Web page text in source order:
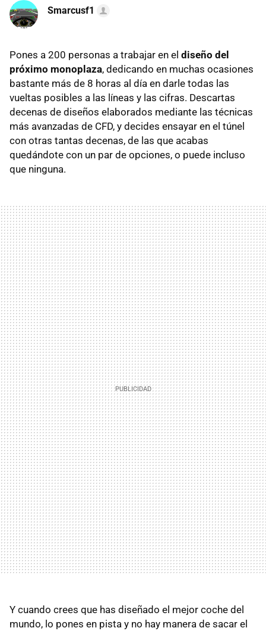
Smarcusf1
Pones a 200 personas a trabajar en el diseño del
próximo monoplaza, dedicando en muchas ocasiones
bastante más de 8 horas al día en darle todas las
vueltas posibles a las líneas y las cifras. Descartas
decenas de diseños elaborados mediante las técnicas
más avanzadas de CFD, y decides ensayar en el túnel
con otras tantas decenas, de las que acabas
quedándote con un par de opciones, o puede incluso
que ninguna.
Y cuando crees que has diseñado el mejor coche del
mundo, lo pones en pista y no hay manera de sacar el